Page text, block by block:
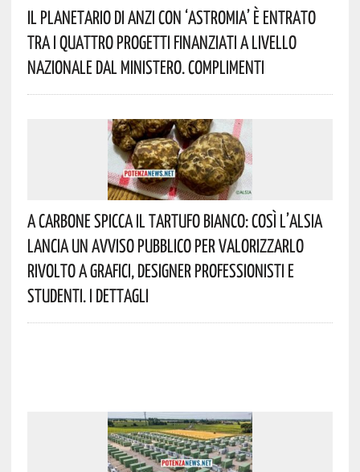
Il Planetario Di Anzi Con ‘Astromia’ È Entrato
Tra I Quattro Progetti Finanziati A Livello
Nazionale Dal Ministero. Complimenti
A Carbone Spicca Il Tartufo Bianco: Così L’Alsia
Lancia Un Avviso Pubblico Per Valorizzarlo
Rivolto A Grafici, Designer Professionisti E
Studenti. I Dettagli